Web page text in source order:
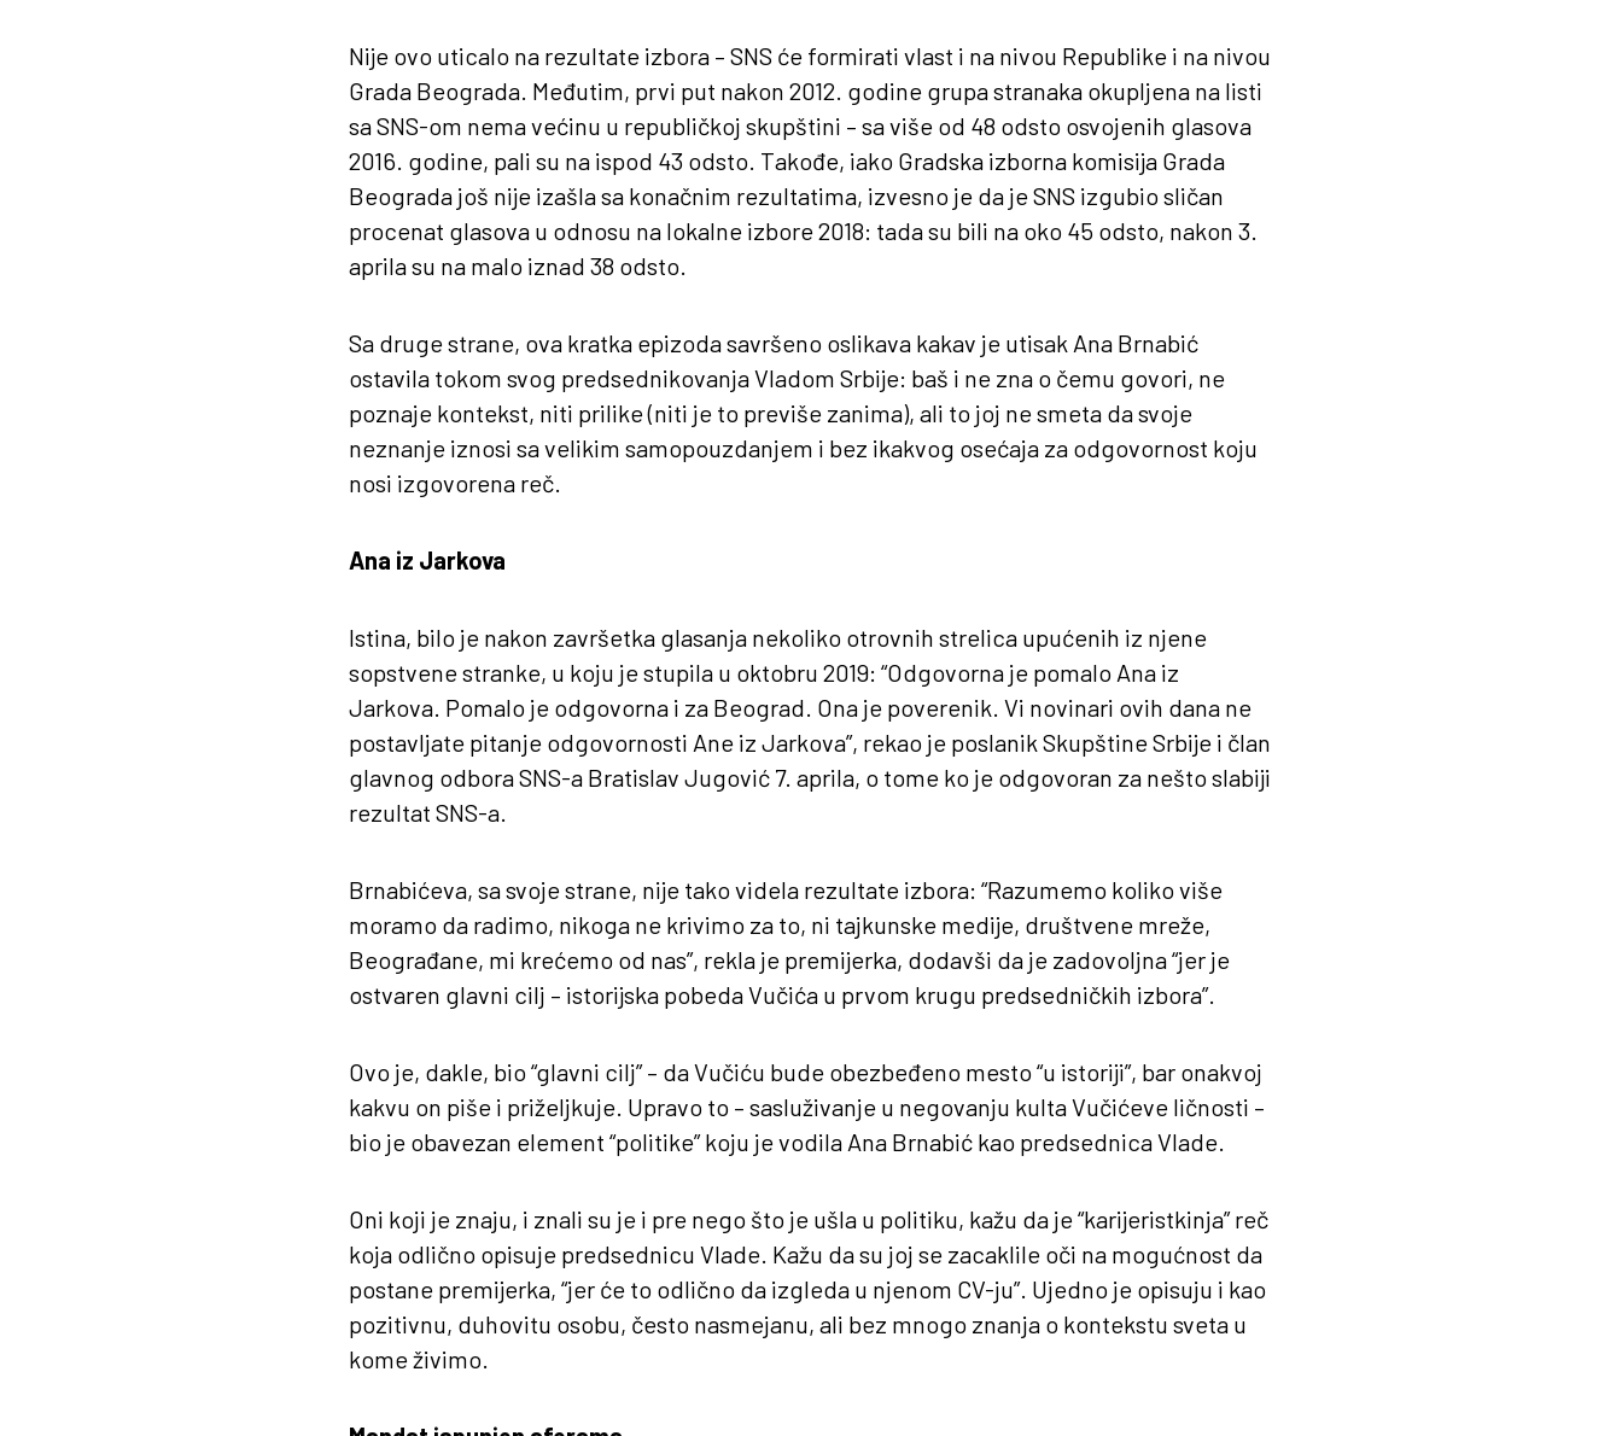
Nije ovo uticalo na rezultate izbora – SNS će formirati vlast i na nivou Republike i na nivou
Grada Beograda. Međutim, prvi put nakon 2012. godine grupa stranaka okupljena na listi
sa SNS-om nema većinu u republičkoj skupštini – sa više od 48 odsto osvojenih glasova
2016. godine, pali su na ispod 43 odsto. Takođe, iako Gradska izborna komisija Grada
Beograda još nije izašla sa konačnim rezultatima, izvesno je da je SNS izgubio sličan
procenat glasova u odnosu na lokalne izbore 2018: tada su bili na oko 45 odsto, nakon 3.
aprila su na malo iznad 38 odsto.
Sa druge strane, ova kratka epizoda savršeno oslikava kakav je utisak Ana Brnabić
ostavila tokom svog predsednikovanja Vladom Srbije: baš i ne zna o čemu govori, ne
poznaje kontekst, niti prilike (niti je to previše zanima), ali to joj ne smeta da svoje
neznanje iznosi sa velikim samopouzdanjem i bez ikakvog osećaja za odgovornost koju
nosi izgovorena reč.
Ana iz Jarkova
Istina, bilo je nakon završetka glasanja nekoliko otrovnih strelica upućenih iz njene
sopstvene stranke, u koju je stupila u oktobru 2019: “Odgovorna je pomalo Ana iz
Jarkova. Pomalo je odgovorna i za Beograd. Ona je poverenik. Vi novinari ovih dana ne
postavljate pitanje odgovornosti Ane iz Jarkova”, rekao je poslanik Skupštine Srbije i član
glavnog odbora SNS-a Bratislav Jugović 7. aprila, o tome ko je odgovoran za nešto slabiji
rezultat SNS-a.
Brnabićeva, sa svoje strane, nije tako videla rezultate izbora: “Razumemo koliko više
moramo da radimo, nikoga ne krivimo za to, ni tajkunske medije, društvene mreže,
Beograđane, mi krećemo od nas”, rekla je premijerka, dodavši da je zadovoljna “jer je
ostvaren glavni cilj – istorijska pobeda Vučića u prvom krugu predsedničkih izbora”.
Ovo je, dakle, bio “glavni cilj” – da Vučiću bude obezbeđeno mesto “u istoriji”, bar onakvoj
kakvu on piše i priželjkuje. Upravo to – sasluživanje u negovanju kulta Vučićeve ličnosti –
bio je obavezan element “politike” koju je vodila Ana Brnabić kao predsednica Vlade.
Oni koji je znaju, i znali su je i pre nego što je ušla u politiku, kažu da je “karijeristkinja” reč
koja odlično opisuje predsednicu Vlade. Kažu da su joj se zacaklile oči na mogućnost da
postane premijerka, “jer će to odlično da izgleda u njenom CV-ju”. Ujedno je opisuju i kao
pozitivnu, duhovitu osobu, često nasmejanu, ali bez mnogo znanja o kontekstu sveta u
kome živimo.